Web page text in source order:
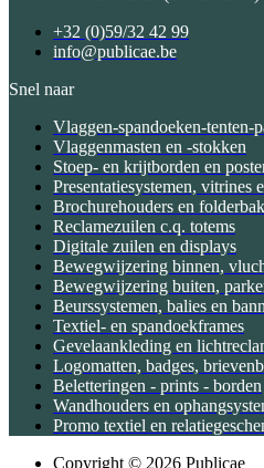
+32 (0)59/32 42 99
info@publicae.be
Snel naar
Vlaggen-spandoeken-tenten-
Vlaggenmasten en -stokken
Stoep- en krijtborden en
Presentatiesystemen, vitrines
Brochurehouders en
Reclamezuilen c.q. totems
Digitale zuilen en displays
Bewegwijzering binnen,
Bewegwijzering buiten,
Beurssystemen, balies en
Textiel- en spandoekframes
Gevelaankleding en
Logomatten, badges,
Beletteringen - prints - borden
Wandhouders en
Promo textiel en
Copyright © 2026 Publicae